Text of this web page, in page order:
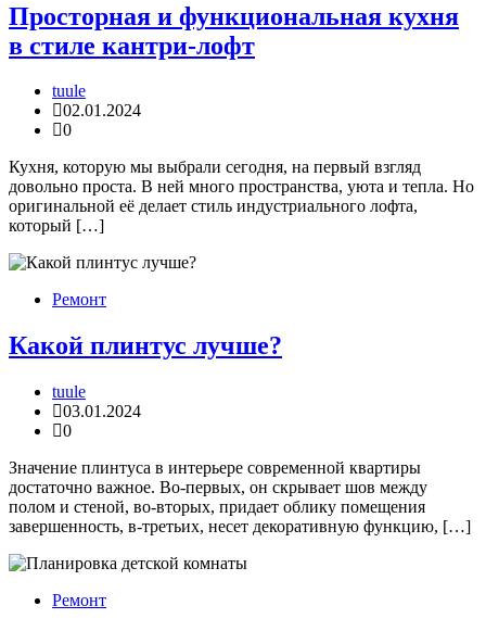
Просторная и функциональная кухня
в стиле кантри-лофт
tuule
02.01.2024
0
Кухня, которую мы выбрали сегодня, на первый взгляд
довольно проста. В ней много пространства, уюта и тепла. Но
оригинальной её делает стиль индустриального лофта,
который […]
Ремонт
Какой плинтус лучше?
tuule
03.01.2024
0
Значение плинтуса в интерьере современной квартиры
достаточно важное. Во-первых, он скрывает шов между
полом и стеной, во-вторых, придает облику помещения
завершенность, в-третьих, несет декоративную функцию, […]
Ремонт